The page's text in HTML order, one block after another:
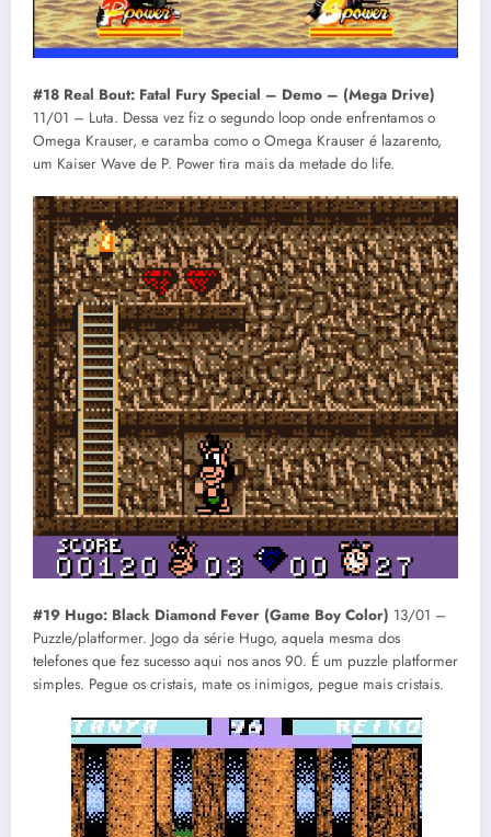
#18 Real Bout: Fatal Fury Special – Demo – (Mega Drive)
11/01 – Luta. Dessa vez fiz o segundo loop onde enfrentamos o
Omega Krauser, e caramba como o Omega Krauser é lazarento,
um Kaiser Wave de P. Power tira mais da metade do life.
#19 Hugo: Black Diamond Fever (Game Boy Color) 13/01 –
Puzzle/platformer. Jogo da série Hugo, aquela mesma dos
telefones que fez sucesso aqui nos anos 90. É um puzzle platformer
simples. Pegue os cristais, mate os inimigos, pegue mais cristais.